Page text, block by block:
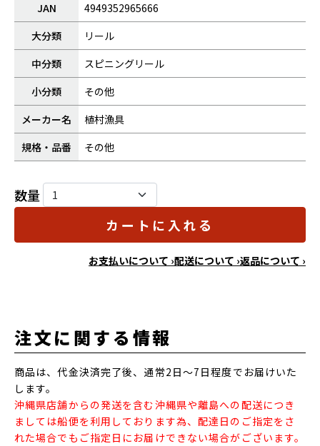
JAN
4949352965666
大分類
リール
中分類
スピニングリール
小分類
その他
メーカー名
植村漁具
規格・品番
その他
数量
カートに入れる
お支払いについて ›配送について ›返品について ›
注文に関する情報
商品は、代金決済完了後、通常2日～7日程度でお届けいた
します。
沖縄県店舗からの発送を含む沖縄県や離島への配送につき
ましては船便を利用しております為、配達日のご指定をさ
れた場合でもご指定日にお届けできない場合がございます。